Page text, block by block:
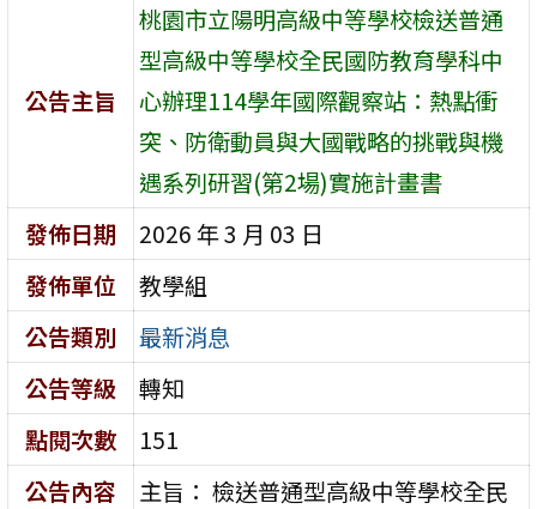
公告主旨
桃園市立陽明高級中等學校檢送普通
型高級中等學校全民國防教育學科中
心辦理114學年國際觀察站：熱點衝
突、防衛動員與大國戰略的挑戰與機
遇系列研習(第2場)實施計畫書
發佈日期
2026 年 3 月 03 日
發佈單位
教學組
公告類別
最新消息
公告等級
轉知
點閱次數
151
公告內容
主旨： 檢送普通型高級中等學校全民